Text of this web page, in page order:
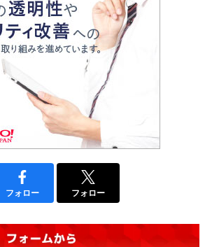
フォロー フォロー